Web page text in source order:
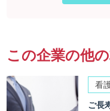
この企業の他
看
ご長